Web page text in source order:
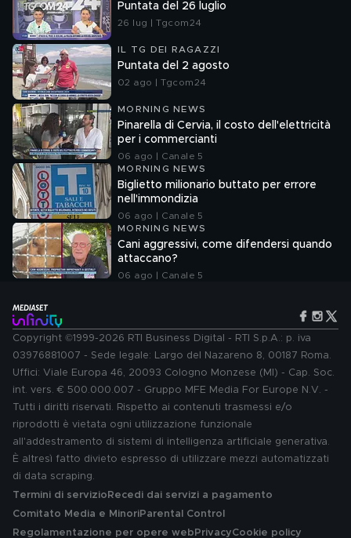
Puntata del 26 luglio
26 lug | Tgcom24
IL TG DEI RAGAZZI
Puntata del 2 agosto
02 ago | Tgcom24
MORNING NEWS
Pinarella di Cervia, il costo dell'elettricità
per i commercianti
06 ago | Canale 5
MORNING NEWS
Biglietto milionario buttato per errore
nell'immondizia
06 ago | Canale 5
MORNING NEWS
Cani aggressivi, come difendersi quando
attaccano?
06 ago | Canale 5
Copyright ©1999-2026 RTI Business Digital - RTI S.p.A.: p. iva
03976881007 - Sede legale: Largo del Nazareno 8, 00187 Roma.
Uffici: Viale Europa 46, 20093 Cologno Monzese (MI) - Cap. Soc.
int. vers. € 500.000.007 - Gruppo MFE Media For Europe N.V. -
Tutti i diritti riservati. Rispetto ai contenuti trasmessi e/o
riprodotti è vietata ogni utilizzazione funzionale
all'addestramento di sistemi di intelligenza artificiale generativa.
È altresì fatto divieto espresso di utilizzare mezzi automatizzati
di data scraping.
Termini di servizio Recedi dai servizi a pagamento
Comitato Media e MinoriParental Control
Regolamentazione per opere web PrivacyCookie policy